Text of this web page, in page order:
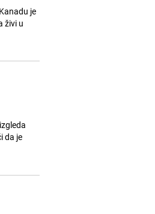
je
živi u
da je